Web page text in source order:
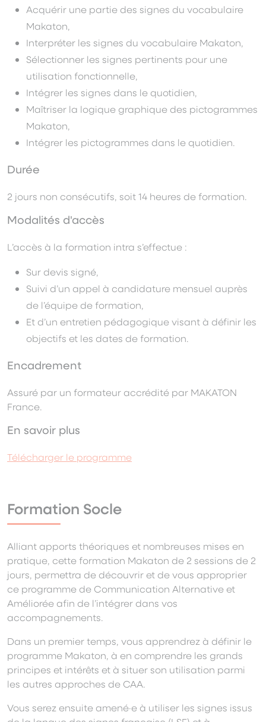
Acquérir une partie des signes du vocabulaire
Makaton,
Interpréter les signes du vocabulaire Makaton,
Sélectionner les signes pertinents pour une
utilisation fonctionnelle,
Intégrer les signes dans le quotidien,
Maîtriser la logique graphique des pictogrammes
Makaton,
Intégrer les pictogrammes dans le quotidien.
Durée
2 jours non consécutifs, soit 14 heures de formation.
Modalités d'accès
L’accès à la formation intra s’effectue :
Sur devis signé,
Suivi d’un appel à candidature mensuel auprès
de l’équipe de formation,
Et d’un entretien pédagogique visant à définir les
objectifs et les dates de formation.
Encadrement
Assuré par un formateur accrédité par MAKATON
France.
En savoir plus
Télécharger le programme
Formation Socle
Alliant apports théoriques et nombreuses mises en
pratique, cette formation Makaton de 2 sessions de 2
jours, permettra de découvrir et de vous approprier
ce programme de Communication Alternative et
Améliorée afin de l’intégrer dans vos
accompagnements.
Dans un premier temps, vous apprendrez à définir le
programme Makaton, à en comprendre les grands
principes et intérêts et à situer son utilisation parmi
les autres approches de CAA.
Vous serez ensuite amené·e à utiliser les signes issus